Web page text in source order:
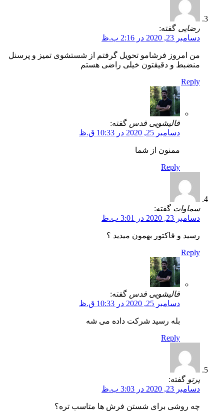
رضایی گفته:
دسامبر 23, 2020 در 2:16 ب.ظ
من امروز فرشامو تحویل گرفتم از شستشوی تمیز و پرسنل
منضبط و دقیقتون خیلی راضی هستم
Reply
قالیشویی قدس گفته:
دسامبر 25, 2020 در 10:33 ق.ظ
ممنون از شما
Reply
سماوات گفته:
دسامبر 23, 2020 در 3:01 ب.ظ
رسید و فاکتور بهمون میدید ؟
Reply
قالیشویی قدس گفته:
دسامبر 25, 2020 در 10:33 ق.ظ
بله رسید شرکت داده می شه
Reply
پرتو گفته:
دسامبر 23, 2020 در 3:03 ب.ظ
چه روشی برای شستن فرش ها متاسب تره؟